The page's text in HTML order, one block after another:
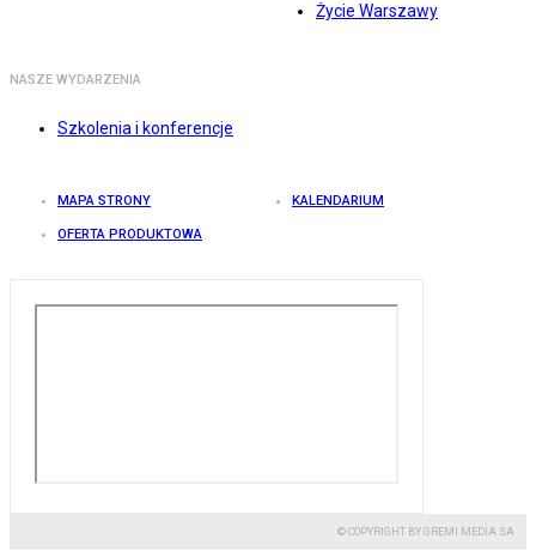
Życie Warszawy
NASZE WYDARZENIA
Szkolenia i konferencje
MAPA STRONY KALENDARIUM
OFERTA PRODUKTOWA
© COPYRIGHT BY GREMI MEDIA SA